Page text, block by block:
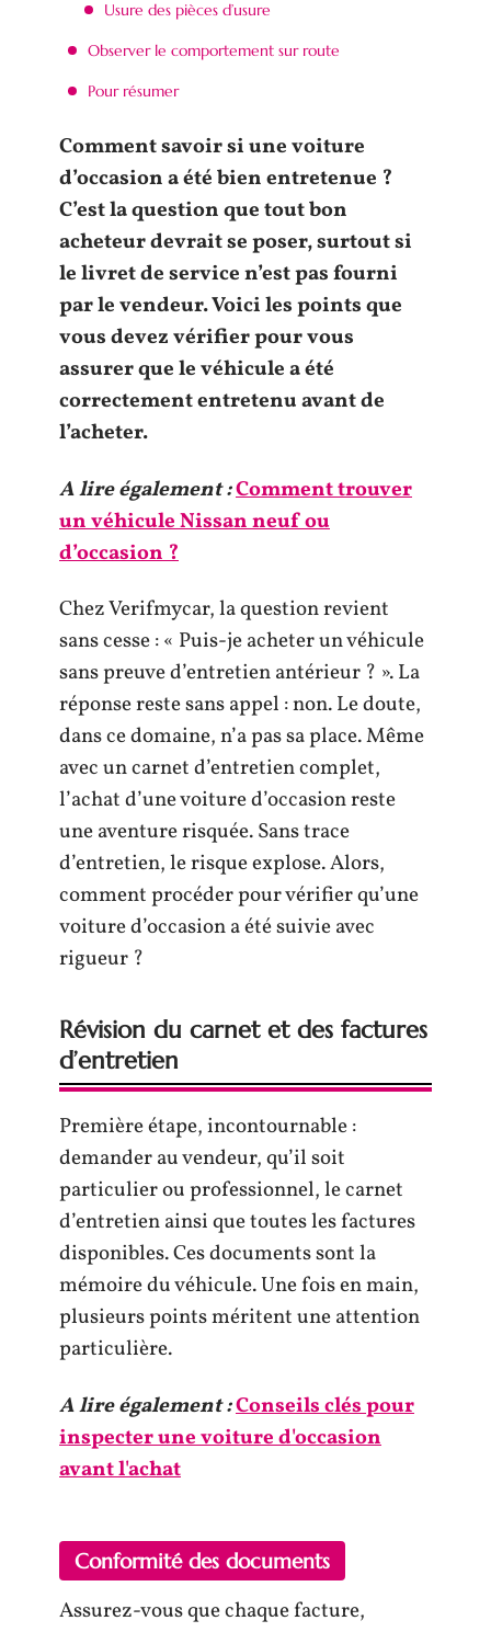
Usure des pièces d’usure
Observer le comportement sur route
Pour résumer
Comment savoir si une voiture
d’occasion a été bien entretenue ?
C’est la question que tout bon
acheteur devrait se poser, surtout si
le livret de service n’est pas fourni
par le vendeur. Voici les points que
vous devez vérifier pour vous
assurer que le véhicule a été
correctement entretenu avant de
l’acheter.
A lire également :Comment trouver
un véhicule Nissan neuf ou
d’occasion ?
Chez Verifmycar, la question revient
sans cesse : « Puis-je acheter un véhicule
sans preuve d’entretien antérieur ? ». La
réponse reste sans appel : non. Le doute,
dans ce domaine, n’a pas sa place. Même
avec un carnet d’entretien complet,
l’achat d’une voiture d’occasion reste
une aventure risquée. Sans trace
d’entretien, le risque explose. Alors,
comment procéder pour vérifier qu’une
voiture d’occasion a été suivie avec
rigueur ?
Révision du carnet et des factures
d’entretien
Première étape, incontournable :
demander au vendeur, qu’il soit
particulier ou professionnel, le carnet
d’entretien ainsi que toutes les factures
disponibles. Ces documents sont la
mémoire du véhicule. Une fois en main,
plusieurs points méritent une attention
particulière.
A lire également :Conseils clés pour
inspecter une voiture d'occasion
avant l'achat
Conformité des documents
Assurez-vous que chaque facture,